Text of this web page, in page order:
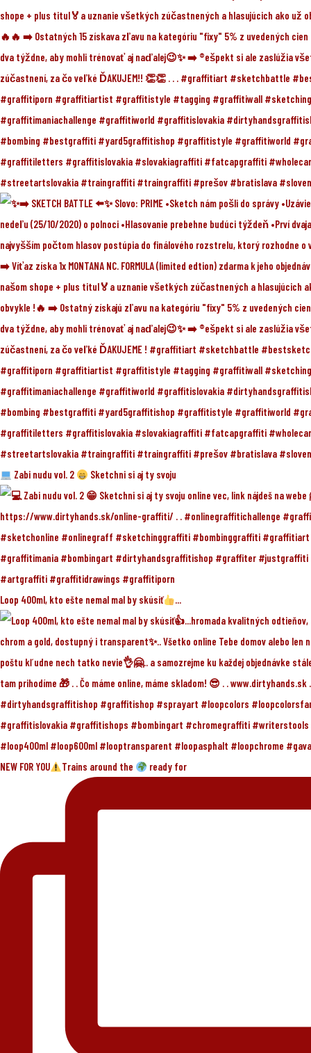
Zabi nudu vol. 2 Sketchni si aj ty svoju
Loop 400ml, kto ešte nemal mal by skúsiť ...
NEW FOR YOU Trains around the ready for